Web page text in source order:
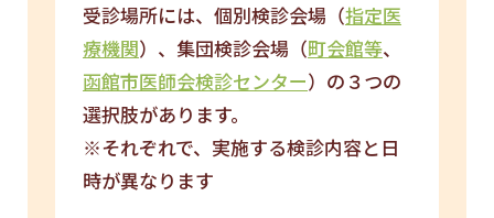
受診場所には、個別検診会場（指定医
療機関）、集団検診会場（町会館等、
函館市医師会検診センター）の３つの
選択肢があります。
※それぞれで、実施する検診内容と日
時が異なります